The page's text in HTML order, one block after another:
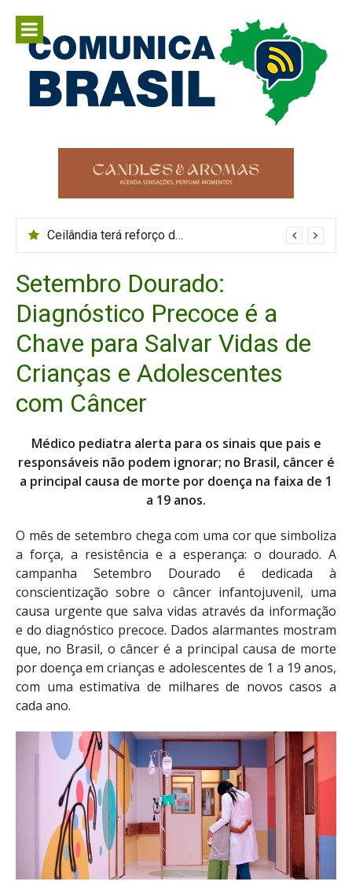
para
conteúdo
Comunica
Brasil
Comunicar é fortalecer o Brasil
Ceilândia terá reforço de ônibus durante o Maior São João do Cerrado
Setembro Dourado:
Diagnóstico Precoce é a
Chave para Salvar Vidas de
Crianças e Adolescentes
com Câncer
Médico pediatra alerta para os sinais que pais e
responsáveis não podem ignorar; no Brasil, câncer é
a principal causa de morte por doença na faixa de 1
a 19 anos.
O mês de setembro chega com uma cor que simboliza
a força, a resistência e a esperança: o dourado. A
campanha Setembro Dourado é dedicada à
conscientização sobre o câncer infantojuvenil, uma
causa urgente que salva vidas através da informação
e do diagnóstico precoce. Dados alarmantes mostram
que, no Brasil, o câncer é a principal causa de morte
por doença em crianças e adolescentes de 1 a 19 anos,
com uma estimativa de milhares de novos casos a
cada ano.